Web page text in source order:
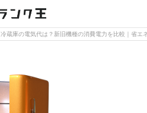
冷蔵庫の電気代は？新旧機種の消費電力を比較｜省エ